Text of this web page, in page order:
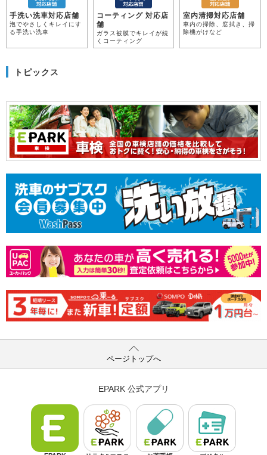
手洗い洗車対応店舗
泡でやさしくキレイにす
る手洗い洗車
コーティング 対応店
舗
ガラス被膜でキレイが続
くコーティング
室内清掃対応店舗
車内の掃除、窓拭き、掃
除機がけなど
トピックス
ページトップへ